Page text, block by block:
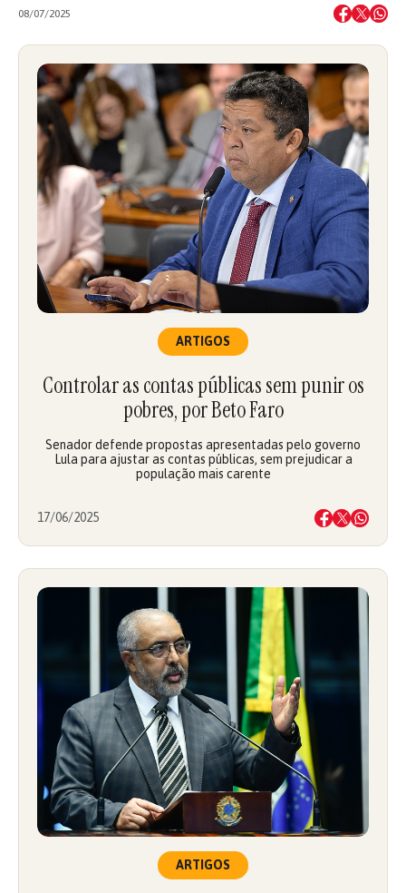
08/07/2025
ARTIGOS
Controlar as contas públicas sem punir os
pobres, por Beto Faro
Senador defende propostas apresentadas pelo governo
Lula para ajustar as contas públicas, sem prejudicar a
população mais carente
17/06/2025
ARTIGOS